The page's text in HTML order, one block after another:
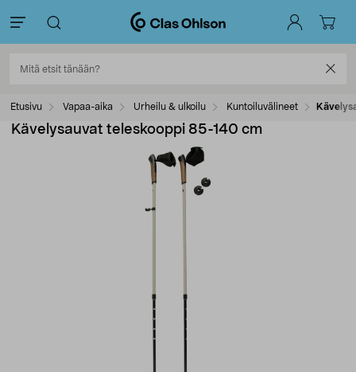
Etusivu Vapaa-aika Urheilu & ulkoilu Kuntoiluvälineet
Kävelysauvat teleskooppi 85-140 cm